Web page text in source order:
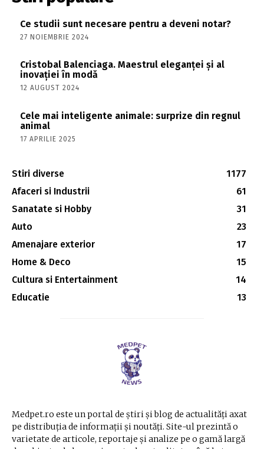
Ce studii sunt necesare pentru a deveni notar?
27 NOIEMBRIE 2024
Cristobal Balenciaga. Maestrul eleganței și al
inovației în modă
12 AUGUST 2024
Cele mai inteligente animale: surprize din regnul
animal
17 APRILIE 2025
Stiri diverse
1177
Afaceri si Industrii
61
Sanatate si Hobby
31
Auto
23
Amenajare exterior
17
Home & Deco
15
Cultura si Entertainment
14
Educatie
13
Medpet.ro este un portal de știri și blog de actualități axat
pe distribuția de informații și noutăți. Site-ul prezintă o
varietate de articole, reportaje și analize pe o gamă largă